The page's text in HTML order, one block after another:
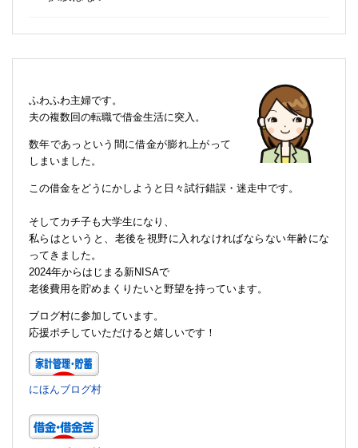
ふわふわ主婦です。
夫の複数回の転職で借金生活に突入。
数年であっという間に借金が膨れ上がって
しまいました。
この借金をどうにかしようと日々試行錯誤・迷走中です。
そしてカチ子も大学生になり、
私らはというと、老後を視野に入れなければならない年齢にな
ってきました。
2024年からはじまる新NISAで
老後費用を貯めまくりたいと野望を持っています。
ブログ村に参加しています。
応援ポチしていただけると嬉しいです！
にほんブログ村